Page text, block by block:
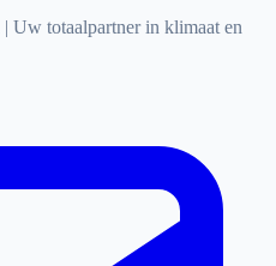
| Uw totaalpartner in klimaat en